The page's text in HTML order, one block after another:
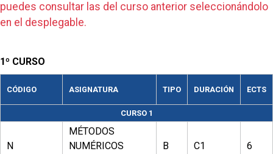
puedes consultar las del curso anterior seleccionándolo
en el desplegable.
1º CURSO
CÓDIGO ASIGNATURA TIPO DURACIÓN ECTS
CURSO 1
N
MÉTODOS
NUMÉRICOS
B C1 6